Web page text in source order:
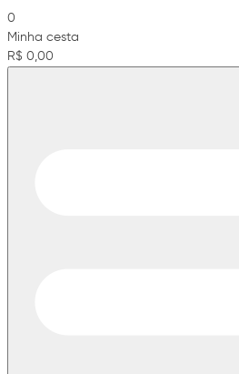
0
Minha cesta
R$ 0,00